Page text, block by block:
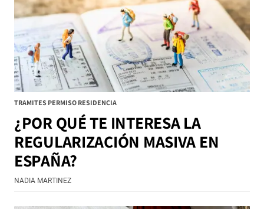
TRAMITES PERMISO RESIDENCIA
¿POR QUÉ TE INTERESA LA
REGULARIZACIÓN MASIVA EN
ESPAÑA?
NADIA MARTINEZ